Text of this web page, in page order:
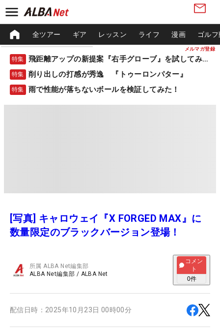
メルマガ登録
全ツアー ギア レッスン ライフ 漫画 ゴル
特集 飛距離アップの新提案『右手グローブ』を試してみた！
特集 削り出しの打感が秀逸 『トゥーロンパター』
特集 雨で性能が落ちないボールを検証してみた！
[写真] キャロウェイ『X FORGED MAX』に
数量限定のブラックバージョン登場！
所属ALBA Net編集部
ALBA Net編集部 / ALBA Net
コメン
ト
0件
配信日時： 2025年10月23日 00時00分